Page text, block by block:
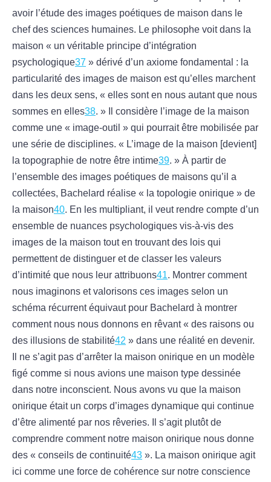
avoir l’étude des images poétiques de maison dans le
chef des sciences humaines. Le philosophe voit dans la
maison « un véritable principe d’intégration
psychologique37 » dérivé d’un axiome fondamental : la
particularité des images de maison est qu’elles marchent
dans les deux sens, « elles sont en nous autant que nous
sommes en elles38. » Il considère l’image de la maison
comme une « image-outil » qui pourrait être mobilisée par
une série de disciplines. « L’image de la maison [devient]
la topographie de notre être intime39. » À partir de
l’ensemble des images poétiques de maisons qu’il a
collectées, Bachelard réalise « la topologie onirique » de
la maison40. En les multipliant, il veut rendre compte d’un
ensemble de nuances psychologiques vis-à-vis des
images de la maison tout en trouvant des lois qui
permettent de distinguer et de classer les valeurs
d’intimité que nous leur attribuons41. Montrer comment
nous imaginons et valorisons ces images selon un
schéma récurrent équivaut pour Bachelard à montrer
comment nous nous donnons en rêvant « des raisons ou
des illusions de stabilité42 » dans une réalité en devenir.
Il ne s’agit pas d’arrêter la maison onirique en un modèle
figé comme si nous avions une maison type dessinée
dans notre inconscient. Nous avons vu que la maison
onirique était un corps d’images dynamique qui continue
d’être alimenté par nos rêveries. Il s’agit plutôt de
comprendre comment notre maison onirique nous donne
des « conseils de continuité43 ». La maison onirique agit
ici comme une force de cohérence sur notre conscience